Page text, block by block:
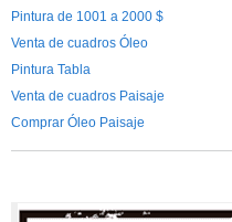
Pintura de 1001 a 2000 $
Venta de cuadros Óleo
Pintura Tabla
Venta de cuadros Paisaje
Comprar Óleo Paisaje